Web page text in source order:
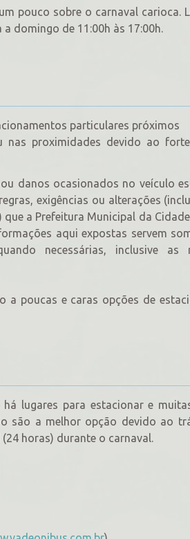
pouco sobre o carnaval carioca.
domingo de 11:00h às 17:00h.
particulares próximos
proximidades devido ao forte
danos ocasionados no veículo
exigências ou alterações
a Prefeitura Municipal da
aqui expostas servem
necessárias, inclusive as
a poucas e caras opções de
lugares para estacionar e
são a melhor opção devido ao
horas) durante o carnaval.